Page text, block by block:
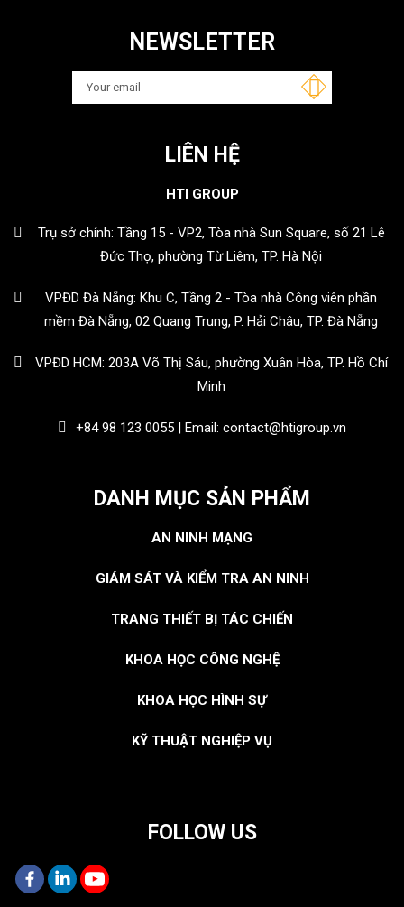
NEWSLETTER
LIÊN HỆ
HTI GROUP
Trụ sở chính: Tầng 15 - VP2, Tòa nhà Sun Square, số 21 Lê
Đức Thọ, phường Từ Liêm, TP. Hà Nội
VPĐD Đà Nẵng: Khu C, Tầng 2 - Tòa nhà Công viên phần
mềm Đà Nẵng, 02 Quang Trung, P. Hải Châu, TP. Đà Nẵng
VPĐD HCM: 203A Võ Thị Sáu, phường Xuân Hòa, TP. Hồ Chí
Minh
+84 98 123 0055 | Email: contact@htigroup.vn
DANH MỤC SẢN PHẨM
AN NINH MẠNG
GIÁM SÁT VÀ KIỂM TRA AN NINH
TRANG THIẾT BỊ TÁC CHIẾN
KHOA HỌC CÔNG NGHỆ
KHOA HỌC HÌNH SỰ
KỸ THUẬT NGHIỆP VỤ
FOLLOW US